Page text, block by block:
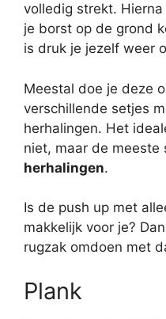
volledig strekt.
je borst op de grond
is druk je jezelf weer
Meestal doe je deze
verschillende setjes
herhalingen. Het
niet, maar de meeste
herhalingen.
Is de push up met
makkelijk voor je?
rugzak omdoen met
Plank